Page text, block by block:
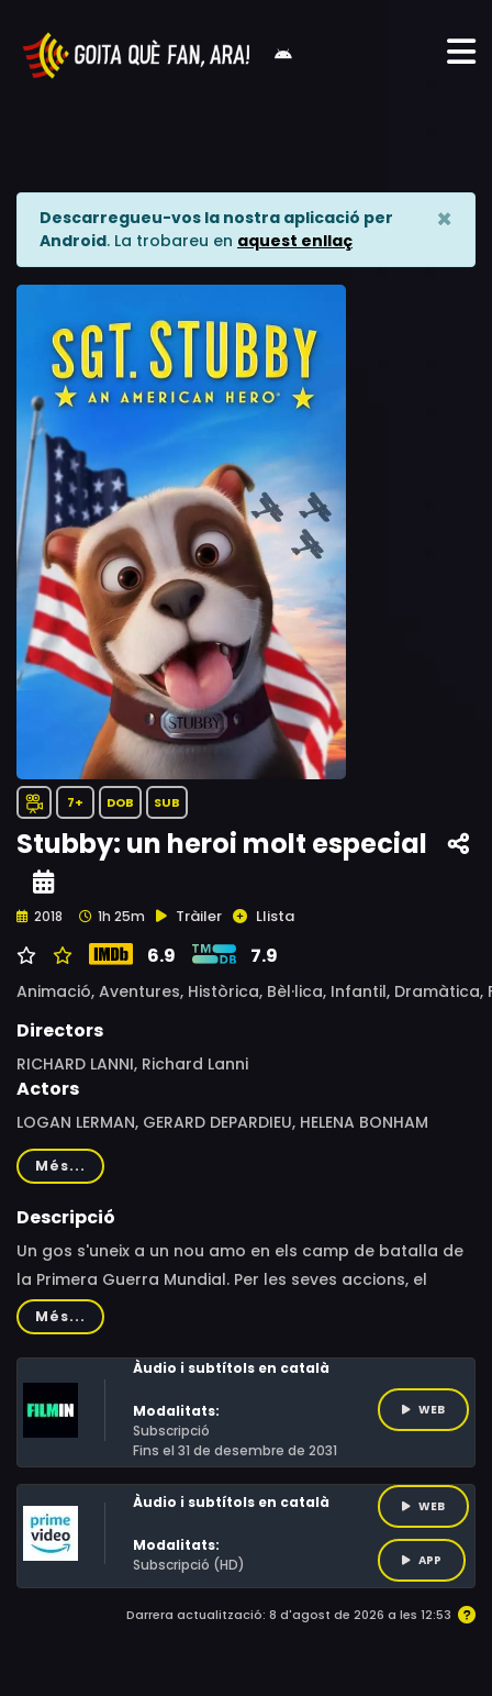
Descarregueu-vos la nostra aplicació per
Android. La trobareu en aquest enllaç
×
7+ DOB SUB
Stubby: un heroi molt especial
2018 1h 25m Tràiler Llista
6.9 7.9
Animació, Aventures, Històrica, Bèl·lica, Infantil, Dramàtica,
Directors
RICHARD LANNI, Richard Lanni
Actors
LOGAN LERMAN, GERARD DEPARDIEU, HELENA BONHAM
CARTER, Helena Bonham Carter, Logan Lerman, Gérard
Depardieu, Gerard Depardieu, Jim Pharr, Jordan Beck,
Jason Ezzell
Més...
Descripció
Un gos s'uneix a un nou amo en els camp de batalla de
la Primera Guerra Mundial. Per les seves accions, el
Sargent Stubby esdevindrà el gos més condecorat de la
història dels Estats Units.
Més...
Àudio i subtítols en català
Modalitats:
Subscripció
Fins el 31 de desembre de 2031
WEB
Àudio i subtítols en català
Modalitats:
Subscripció (HD)
WEB
APP
Darrera actualització: 8 d'agost de 2026 a les 12:53